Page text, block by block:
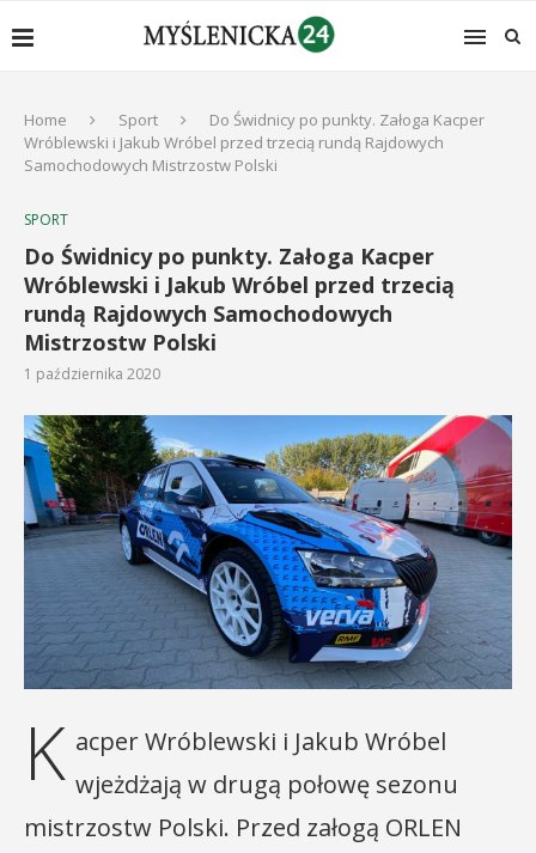
Home Sport
Do Świdnicy po punkty. Załoga Kacper
Wróblewski i Jakub Wróbel przed trzecią rundą Rajdowych
Samochodowych Mistrzostw Polski
SPORT
Do Świdnicy po punkty. Załoga Kacper
Wróblewski i Jakub Wróbel przed trzecią
rundą Rajdowych Samochodowych
Mistrzostw Polski
1 października 2020
K acper Wróblewski i Jakub Wróbel
wjeżdżają w drugą połowę sezonu
mistrzostw Polski. Przed załogą ORLEN